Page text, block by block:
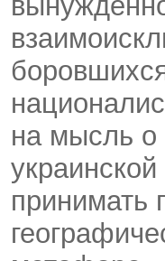
на мысль о
принимать